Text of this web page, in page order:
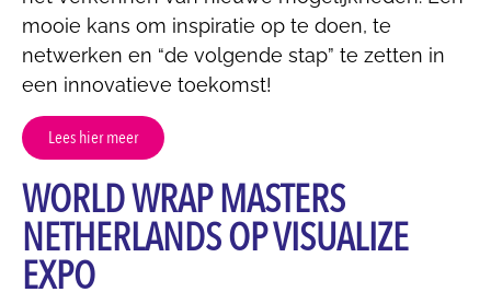
mooie kans om inspiratie op te doen, te
netwerken en “de volgende stap” te zetten in
een innovatieve toekomst!
Lees hier meer
WORLD WRAP MASTERS
NETHERLANDS OP VISUALIZE
EXPO